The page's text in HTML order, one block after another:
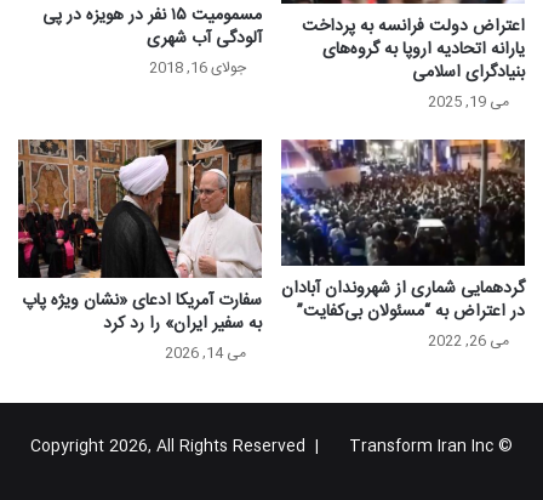
اعتراض دولت فرانسه به پرداخت
یارانه اتحادیه اروپا به گروه‌های
بنیادگرای اسلامی
می 19, 2025
مسمومیت ۱۵ نفر در هویزه در پی
آلودگی آب شهری
جولای 16, 2018
گردهمایی شماری از شهروندان آبادان
در اعتراض به “مسئولان بی‌کفایت”
می 26, 2022
سفارت آمریکا ادعای «نشان ویژه پاپ
به سفیر ایران» را رد کرد
می 14, 2026
© Copyright 2026, All Rights Reserved |
Transform Iran Inc